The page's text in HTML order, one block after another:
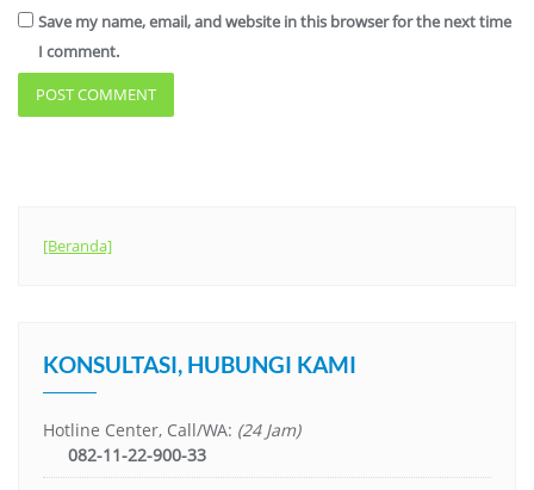
Save my name, email, and website in this browser for the next time
I comment.
[Beranda]
KONSULTASI, HUBUNGI KAMI
Hotline Center, Call/WA: (24 Jam)
082-11-22-900-33